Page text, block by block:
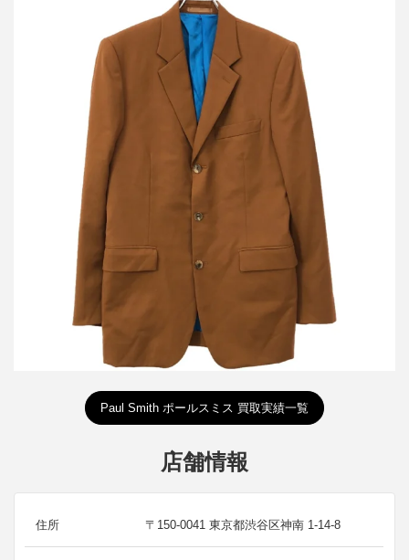
ポールスミス 20SS 3Bウールテーラードジャケット PF-SL-73898
買取金額8000円
Paul Smith ポールスミス 買取実績一覧
店舗情報
住所 〒150-0041 東京都渋谷区神南 1-14-8